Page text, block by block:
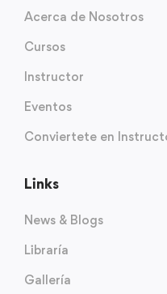
Acerca de Nosotros
Cursos
Instructor
Eventos
Conviertete en
Links
News & Blogs
Libraría
Gallería